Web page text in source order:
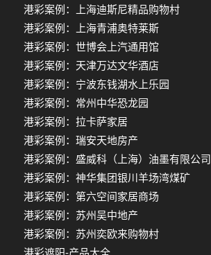
港彩案例：上海迪斯尼精品购物村
港彩案例：上海青浦奥特莱斯
港彩案例：世博会上汽通用馆
港彩案例：天津万达文华酒店
港彩案例：宁波东钱湖水上乐园
港彩案例：常州中华恐龙园
港彩案例：拉卡萨家居
港彩案例：瑞安天地房产
港彩案例：盛威科（上海）油墨有限公司
港彩案例：神华集团银川羊场湾煤矿
港彩案例：第六空间家居商场
港彩案例：苏州吴中地产
港彩案例：苏州奕欧来购物村
港彩遮阳-产品大全